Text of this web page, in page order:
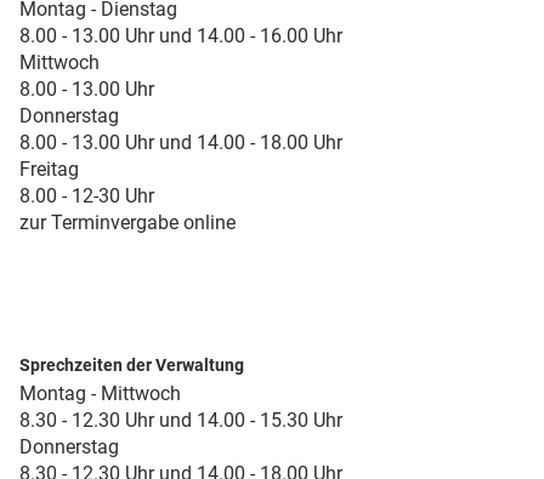
Montag - Dienstag
8.00 - 13.00 Uhr und 14.00 - 16.00 Uhr
Mittwoch
8.00 - 13.00 Uhr
Donnerstag
8.00 - 13.00 Uhr und 14.00 - 18.00 Uhr
Freitag
8.00 - 12-30 Uhr
zur Terminvergabe online
Sprechzeiten der Verwaltung
Montag - Mittwoch
8.30 - 12.30 Uhr und 14.00 - 15.30 Uhr
Donnerstag
8.30 - 12.30 Uhr und 14.00 - 18.00 Uhr